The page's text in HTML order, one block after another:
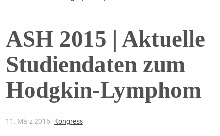
ASH 2015 | Aktuelle
Studiendaten zum
Hodgkin-Lymphom
11. März 2016 Kongress